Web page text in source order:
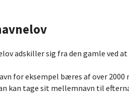
adskiller sig fra den gamle ved
for eksempel bæres af over
kan tage sit mellemnavn til